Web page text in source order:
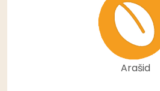
Arašid